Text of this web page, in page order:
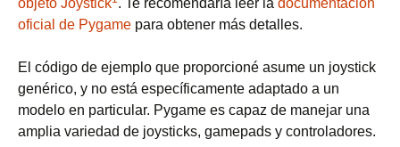
objeto Joystick . Te recomendaría leer la documentación
oficial de Pygame para obtener más detalles.
El código de ejemplo que proporcioné asume un joystick
genérico, y no está específicamente adaptado a un
modelo en particular. Pygame es capaz de manejar una
amplia variedad de joysticks, gamepads y controladores.